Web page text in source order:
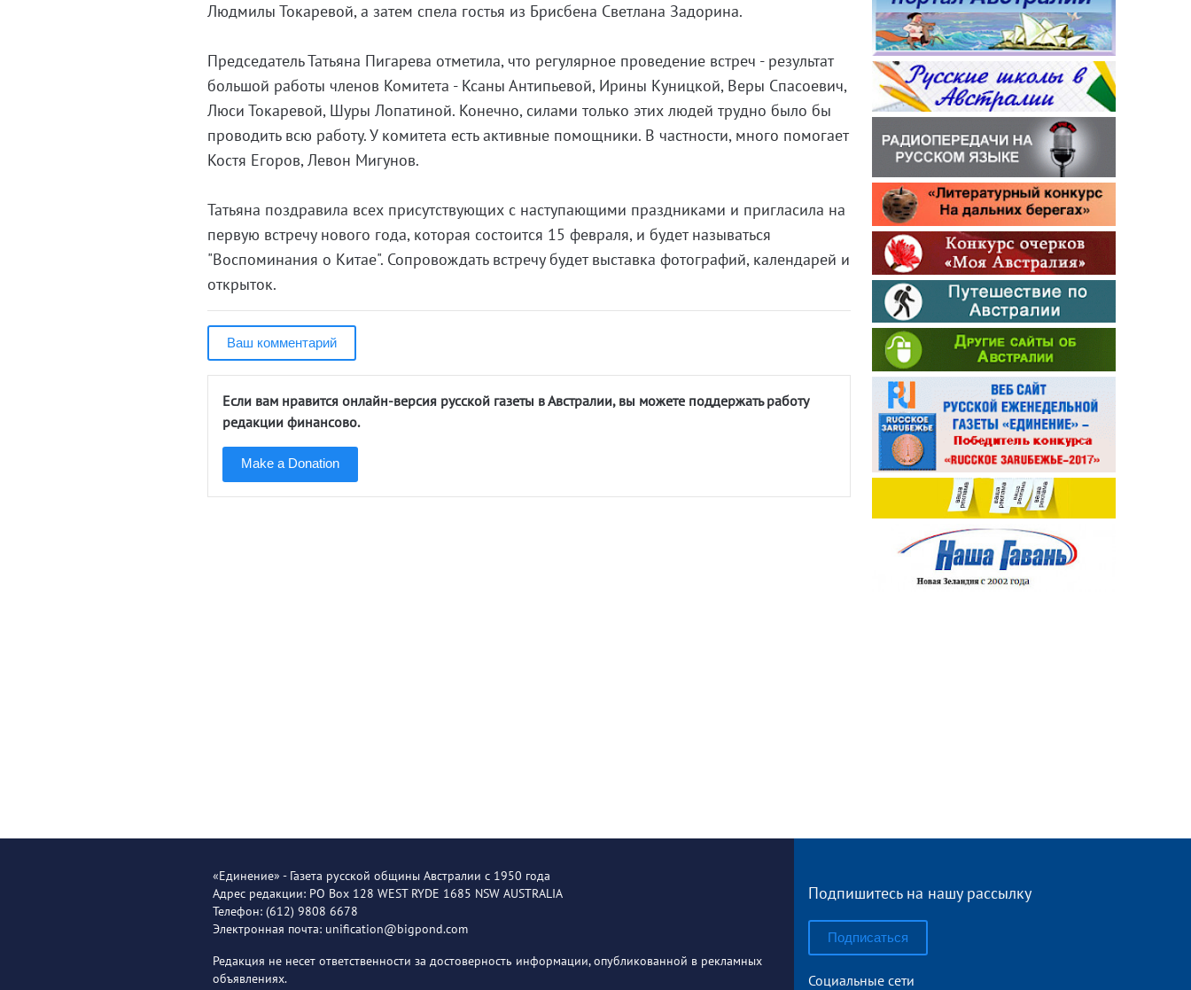
Людмилы Токаревой, а затем спела гостья из Брисбена Светлана Задорина.
Председатель Татьяна Пигарева отметила, что регулярное проведение встреч - результат
большой работы членов Комитета - Ксаны Антипьевой, Ирины Куницкой, Веры Спасоевич,
Люси Токаревой, Шуры Лопатиной. Конечно, силами только этих людей трудно было бы
проводить всю работу. У комитета есть активные помощники. В частности, много помогает
Костя Егоров, Левон Мигунов.
Татьяна поздравила всех присутствующих с наступающими праздниками и пригласила на
первую встречу нового года, которая состоится 15 февраля, и будет называться
"Воспоминания о Китае". Сопровождать встречу будет выставка фотографий, календарей и
открыток.
Ваш комментарий
Если вам нравится онлайн-версия русской газеты в Австралии, вы можете поддержать работу
редакции финансово.
Make a Donation
«Единение» - Газета русской общины Австралии с 1950 года
Адрес редакции: PO Box 128 WEST RYDE 1685 NSW AUSTRALIA
Телефон: (612) 9808 6678
Электронная почта: unification@bigpond.com
Редакция не несет ответственности за достоверность информации, опубликованной в рекламных
объявлениях.
Подпишитесь на нашу рассылку
Подписаться
Социальные сети